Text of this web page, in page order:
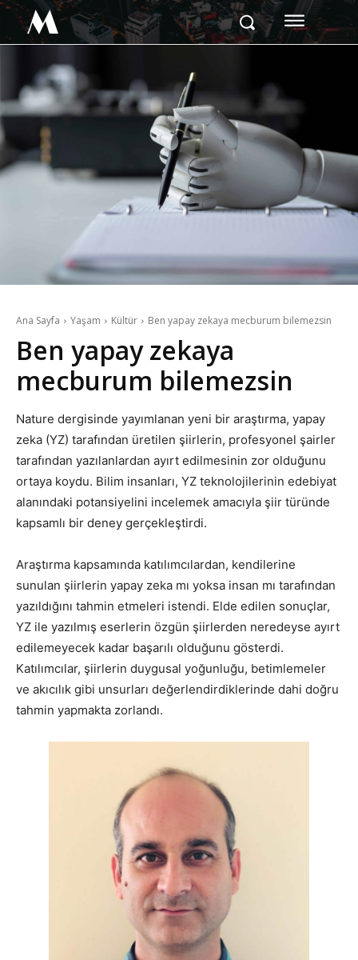
M
Ana Sayfa Yaşam Kültür Ben yapay zekaya mecburum bilemezsin
Ben yapay zekaya
mecburum bilemezsin
Nature dergisinde yayımlanan yeni bir araştırma, yapay
zeka (YZ) tarafından üretilen şiirlerin, profesyonel şairler
tarafından yazılanlardan ayırt edilmesinin zor olduğunu
ortaya koydu. Bilim insanları, YZ teknolojilerinin edebiyat
alanındaki potansiyelini incelemek amacıyla şiir türünde
kapsamlı bir deney gerçekleştirdi.
Araştırma kapsamında katılımcılardan, kendilerine
sunulan şiirlerin yapay zeka mı yoksa insan mı tarafından
yazıldığını tahmin etmeleri istendi. Elde edilen sonuçlar,
YZ ile yazılmış eserlerin özgün şiirlerden neredeyse ayırt
edilemeyecek kadar başarılı olduğunu gösterdi.
Katılımcılar, şiirlerin duygusal yoğunluğu, betimlemeler
ve akıcılık gibi unsurları değerlendirdiklerinde dahi doğru
tahmin yapmakta zorlandı.